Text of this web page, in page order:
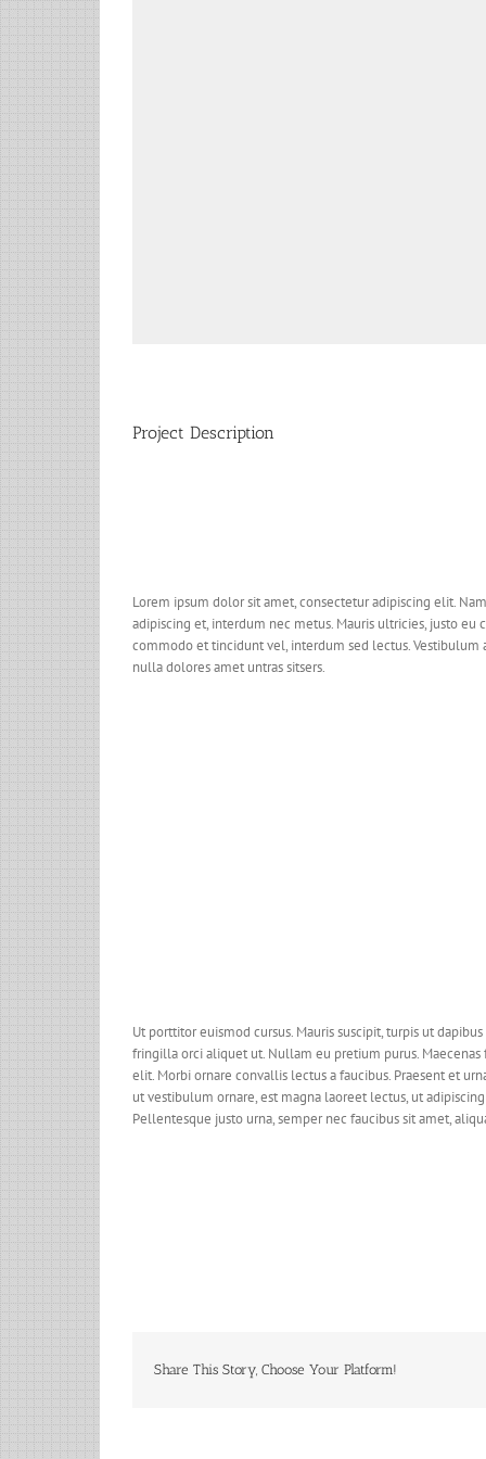
Project Description
Lorem ipsum dolor sit amet, consectetur adipiscing elit.
adipiscing et, interdum nec metus. Mauris ultricies, justo
commodo et tincidunt vel, interdum sed lectus.
nulla dolores amet untras sitsers.
Ut porttitor euismod cursus. Mauris suscipit, turpis ut
fringilla orci aliquet ut. Nullam eu pretium purus.
elit. Morbi ornare convallis lectus a faucibus. Praesent et
ut vestibulum ornare, est magna laoreet lectus, ut
Pellentesque justo urna, semper nec faucibus sit amet,
Share This Story, Choose Your Platform!